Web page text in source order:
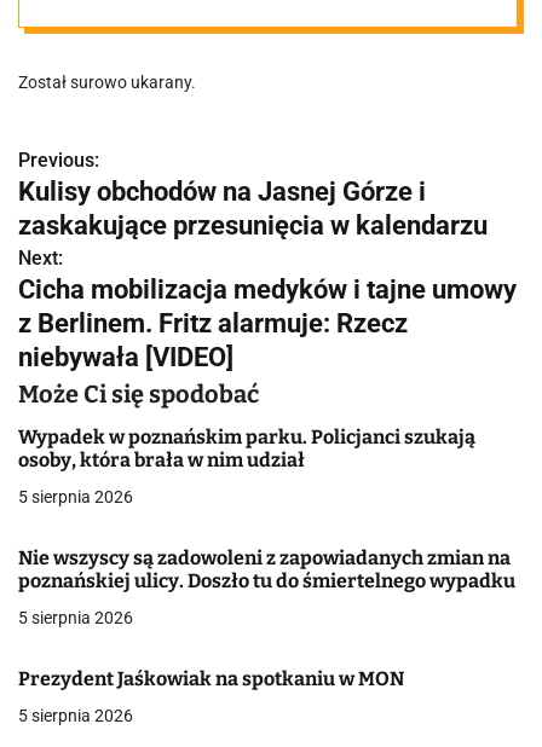
regionie.
"Zrobił to na
oczach
policjantów."
Został surowo ukarany.
N
a
w
i
g
a
c
j
w
p
i
s
Previous:
Kulisy obchodów na Jasnej Górze i
zaskakujące przesunięcia w kalendarzu
Next:
Cicha mobilizacja medyków i tajne umowy
z Berlinem. Fritz alarmuje: Rzecz
niebywała [VIDEO]
Może Ci się spodobać
Wypadek w poznańskim parku. Policjanci szukają
osoby, która brała w nim udział
5 sierpnia 2026
Nie wszyscy są zadowoleni z zapowiadanych zmian na
poznańskiej ulicy. Doszło tu do śmiertelnego wypadku
5 sierpnia 2026
Prezydent Jaśkowiak na spotkaniu w MON
5 sierpnia 2026